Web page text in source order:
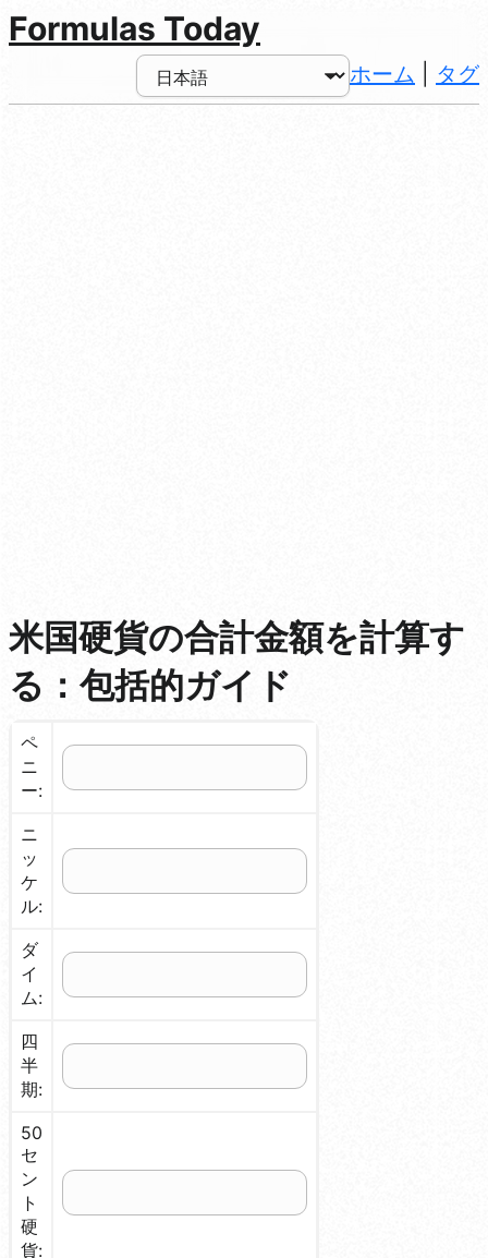
Formulas Today
ホーム タグ
米国硬貨の合計金額を計算す
る：包括的ガイド
ペ
ニ
ー:
ニ
ッ
ケ
ル:
ダ
イ
ム:
四
半
期:
50
セ
ン
ト
硬
貨: